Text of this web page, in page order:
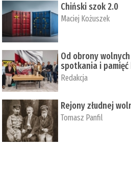
Chiński szok 2.0
Maciej Kożuszek
Od obrony
spotkania i
Redakcja
Rejony złudnej
Tomasz Panfil